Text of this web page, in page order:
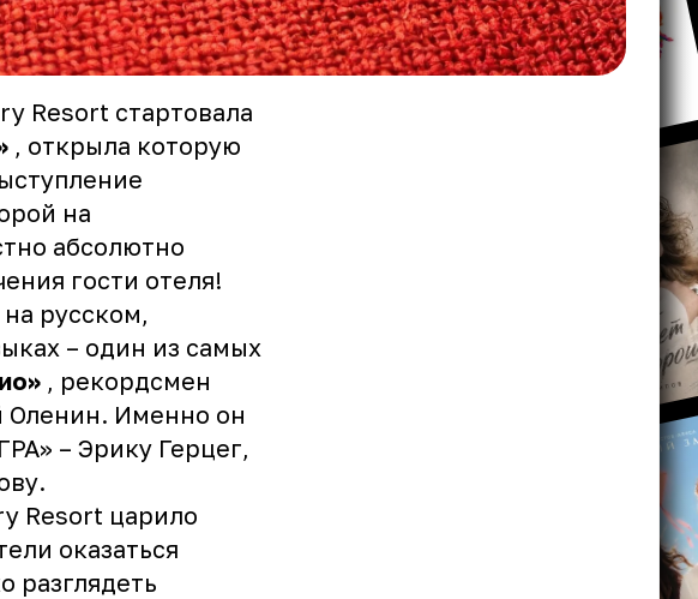
Resort стартовала
, открыла которую
на
абсолютно
гости отеля!
русском,
– один из самых
, рекордсмен
Оленин. Именно он
– Эрику Герцег,
Resort царило
оказаться
разглядеть